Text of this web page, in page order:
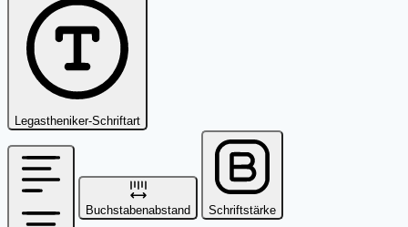
Legastheniker-Schriftart
Buchstabenabstand Schriftstärke